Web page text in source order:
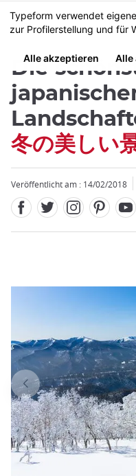
Größe
MENU
Die
冬の美しい
Veröffentlicht am : 14/02/2018
Schließen
Schließen